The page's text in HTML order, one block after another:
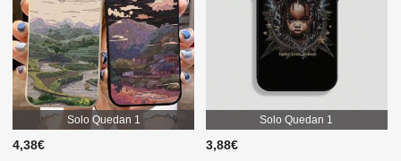
Solo Quedan 1
4,38€
Solo Quedan 1
3,88€